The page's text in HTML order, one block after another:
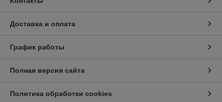
Доставка и оплата
График работы
Полная версия сайта
Политика обработки cookies